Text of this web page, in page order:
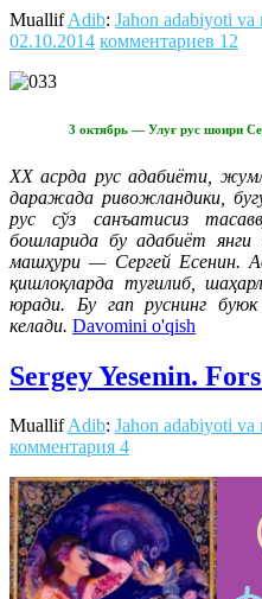
MuallifAdib: Jahon adabiyoti va
02.10.2014 комментариев 12
3 октябрь — Улуғ рус шоири
ХХ асрда рус адабиёти,
даражада ривожландики,
рус сўз санъатисиз
бошларида бу адабиёт
машҳури — Сергей Есенин.
қишлоқларда туғилиб,
юради. Бу гап руснинг
келади. Davomini o'qish
Sergey Yesenin.
MuallifAdib: Jahon adabiyoti va
комментария 4